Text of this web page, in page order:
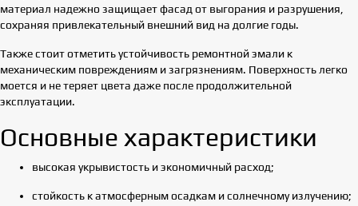
материал надежно защищает фасад от выгорания и разрушения,
сохраняя привлекательный внешний вид на долгие годы.
Также стоит отметить устойчивость ремонтной эмали к
механическим повреждениям и загрязнениям. Поверхность легко
моется и не теряет цвета даже после продолжительной
эксплуатации.
Основные характеристики
высокая укрывистость и экономичный расход;
стойкость к атмосферным осадкам и солнечному излучению;